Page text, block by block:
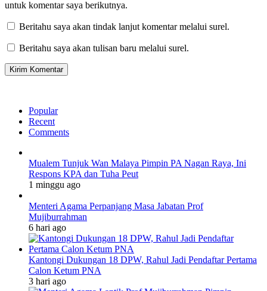
untuk komentar saya berikutnya.
Beritahu saya akan tindak lanjut komentar melalui surel.
Beritahu saya akan tulisan baru melalui surel.
Popular
Recent
Comments
Mualem Tunjuk Wan Malaya Pimpin PA Nagan Raya, Ini
Respons KPA dan Tuha Peut
1 minggu ago
Menteri Agama Perpanjang Masa Jabatan Prof
Mujiburrahman
6 hari ago
Kantongi Dukungan 18 DPW, Rahul Jadi Pendaftar Pertama
Calon Ketum PNA
3 hari ago